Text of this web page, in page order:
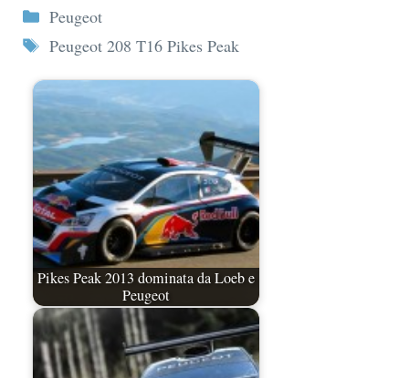
Categorie
Peugeot
Tag
Peugeot 208 T16 Pikes Peak
Pikes Peak 2013 dominata da Loeb e
Peugeot